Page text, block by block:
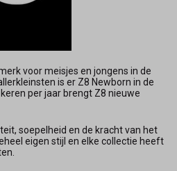
voor meisjes en jongens in de
is er Z8 Newborn in de
per jaar brengt Z8 nieuwe
soepelheid en de kracht van het
eigen stijl en elke collectie heeft